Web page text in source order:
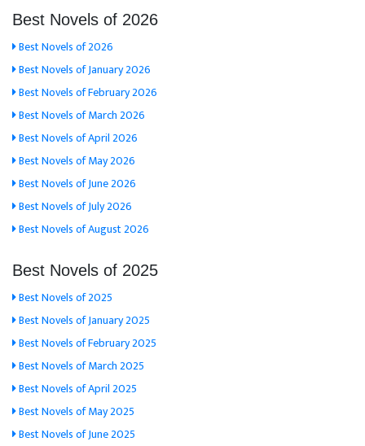
Best Novels of 2026
Best Novels of 2026
Best Novels of January 2026
Best Novels of February 2026
Best Novels of March 2026
Best Novels of April 2026
Best Novels of May 2026
Best Novels of June 2026
Best Novels of July 2026
Best Novels of August 2026
Best Novels of 2025
Best Novels of 2025
Best Novels of January 2025
Best Novels of February 2025
Best Novels of March 2025
Best Novels of April 2025
Best Novels of May 2025
Best Novels of June 2025